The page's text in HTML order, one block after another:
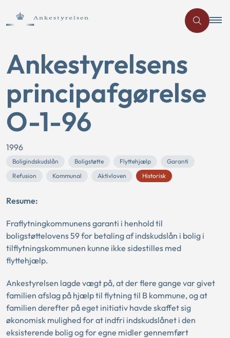
Ankestyrelsens
principafgørelse
O-1-96
1996
Boligindskudslån Boligstøtte Flyttehjælp
Garanti
Refusion
Kommunal Aktivloven Historisk
Resume:
Fraflytningkommunens garanti i henhold til
boligstøttelovens 59 for betaling af indskudslån i bolig i
tilflytningskommunen kunne ikke sidestilles med
flyttehjælp.
Ankestyrelsen lagde vægt på, at der flere gange var givet
familien afslag på hjælp til flytning til B kommune, og at
familien derefter på eget initiativ havde skaffet sig
økonomisk mulighed for at indfri indskudslånet i den
eksisterende bolig og for egne midler gennemført